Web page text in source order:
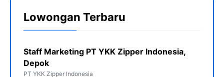
Lowongan Terbaru
Staff Marketing PT YKK Zipper Indonesia,
Depok
PT YKK Zipper Indonesia